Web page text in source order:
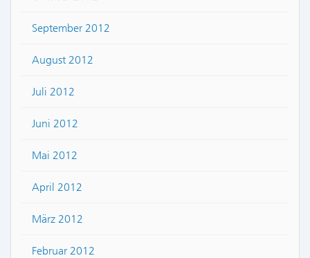
September 2012
August 2012
Juli 2012
Juni 2012
Mai 2012
April 2012
März 2012
Februar 2012